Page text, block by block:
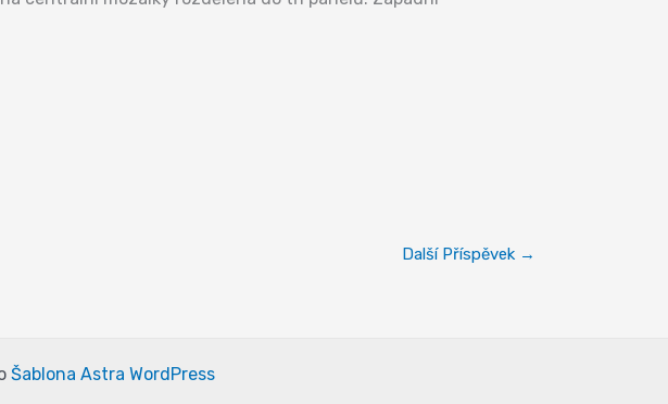
Další Příspěvek →
Šablona Astra WordPress